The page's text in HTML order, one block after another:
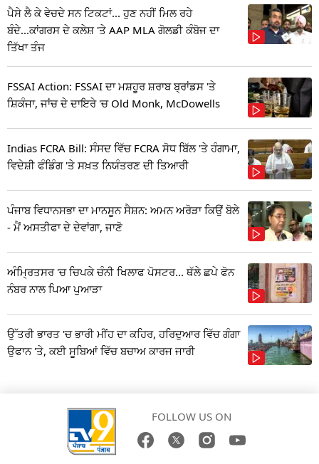
ਪੈਸੇ ਲੈ ਕੇ ਵੇਚਦੇ ਸਨ ਟਿਕਟਾਂ... ਹੁਣ ਨਹੀਂ ਮਿਲ ਰਹੇ
ਬੰਦੇ...ਕਾਂਗਰਸ ਦੇ ਕਲੇਸ਼ 'ਤੇ AAP MLA ਗੋਲਡੀ ਕੰਬੋਜ ਦਾ
ਤਿੱਖਾ ਤੰਜ
FSSAI Action: FSSAI ਦਾ ਮਸ਼ਹੂਰ ਸ਼ਰਾਬ ਬ੍ਰਾਂਡਸ 'ਤੇ
ਸ਼ਿਕੰਜਾ, ਜਾਂਚ ਦੇ ਦਾਇਰੇ 'ਚ Old Monk, McDowells
Indias FCRA Bill: ਸੰਸਦ ਵਿੱਚ FCRA ਸੋਧ ਬਿੱਲ 'ਤੇ ਹੰਗਾਮਾ,
ਵਿਦੇਸ਼ੀ ਫੰਡਿੰਗ 'ਤੇ ਸਖ਼ਤ ਨਿਯੰਤਰਣ ਦੀ ਤਿਆਰੀ
ਪੰਜਾਬ ਵਿਧਾਨਸਭਾ ਦਾ ਮਾਨਸੂਨ ਸੈਸ਼ਨ: ਅਮਨ ਅਰੋੜਾ ਕਿਉਂ ਬੋਲੇ
- ਮੈਂ ਅਸਤੀਫਾ ਦੇ ਦੇਵਾਂਗਾ, ਜਾਣੋ
ਅੰਮ੍ਰਿਤਸਰ 'ਚ ਚਿਪਕੇ ਚੰਨੀ ਖਿਲਾਫ ਪੋਸਟਰ... ਥੱਲੇ ਛਪੇ ਫੋਨ
ਨੰਬਰ ਨਾਲ ਪਿਆ ਪੁਆੜਾ
ਉੱਤਰੀ ਭਾਰਤ 'ਚ ਭਾਰੀ ਮੀਂਹ ਦਾ ਕਹਿਰ, ਹਰਿਦੁਆਰ ਵਿੱਚ ਗੰਗਾ
ਉਫਾਨ 'ਤੇ, ਕਈ ਸੂਬਿਆਂ ਵਿੱਚ ਬਚਾਅ ਕਾਰਜ ਜਾਰੀ
FOLLOW US ON